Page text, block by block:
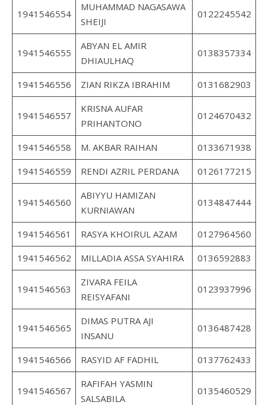
1941546554
MUHAMMAD NAGASAWA
SHEIJI
0122245542
1941546555
ABYAN EL AMIR
DHIAULHAQ
0138357334
1941546556 ZIAN RIKZA IBRAHIM 0131682903
1941546557
KRISNA AUFAR
PRIHANTONO
0124670432
1941546558 M. AKBAR RAIHAN
0133671938
1941546559
RENDI AZRIL PERDANA 0126177215
1941546560
ABIYYU HAMIZAN
KURNIAWAN
0134847444
1941546561 RASYA KHOIRUL AZAM
0127964560
1941546562
MILLADIA ASSA SYAHIRA 0136592883
1941546563
ZIVARA FEILA
REISYAFANI
0123937996
1941546565
DIMAS PUTRA AJI
INSANU
0136487428
1941546566 RASYID AF FADHIL 0137762433
1941546567
RAFIFAH YASMIN
SALSABILA
0135460529